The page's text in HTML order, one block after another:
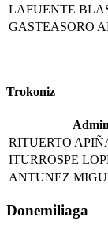
LAFUENTE
GASTEASORO
Trokoniz
RITUERTO
ITURROSPE
ANTUNEZ
Donemiliaga